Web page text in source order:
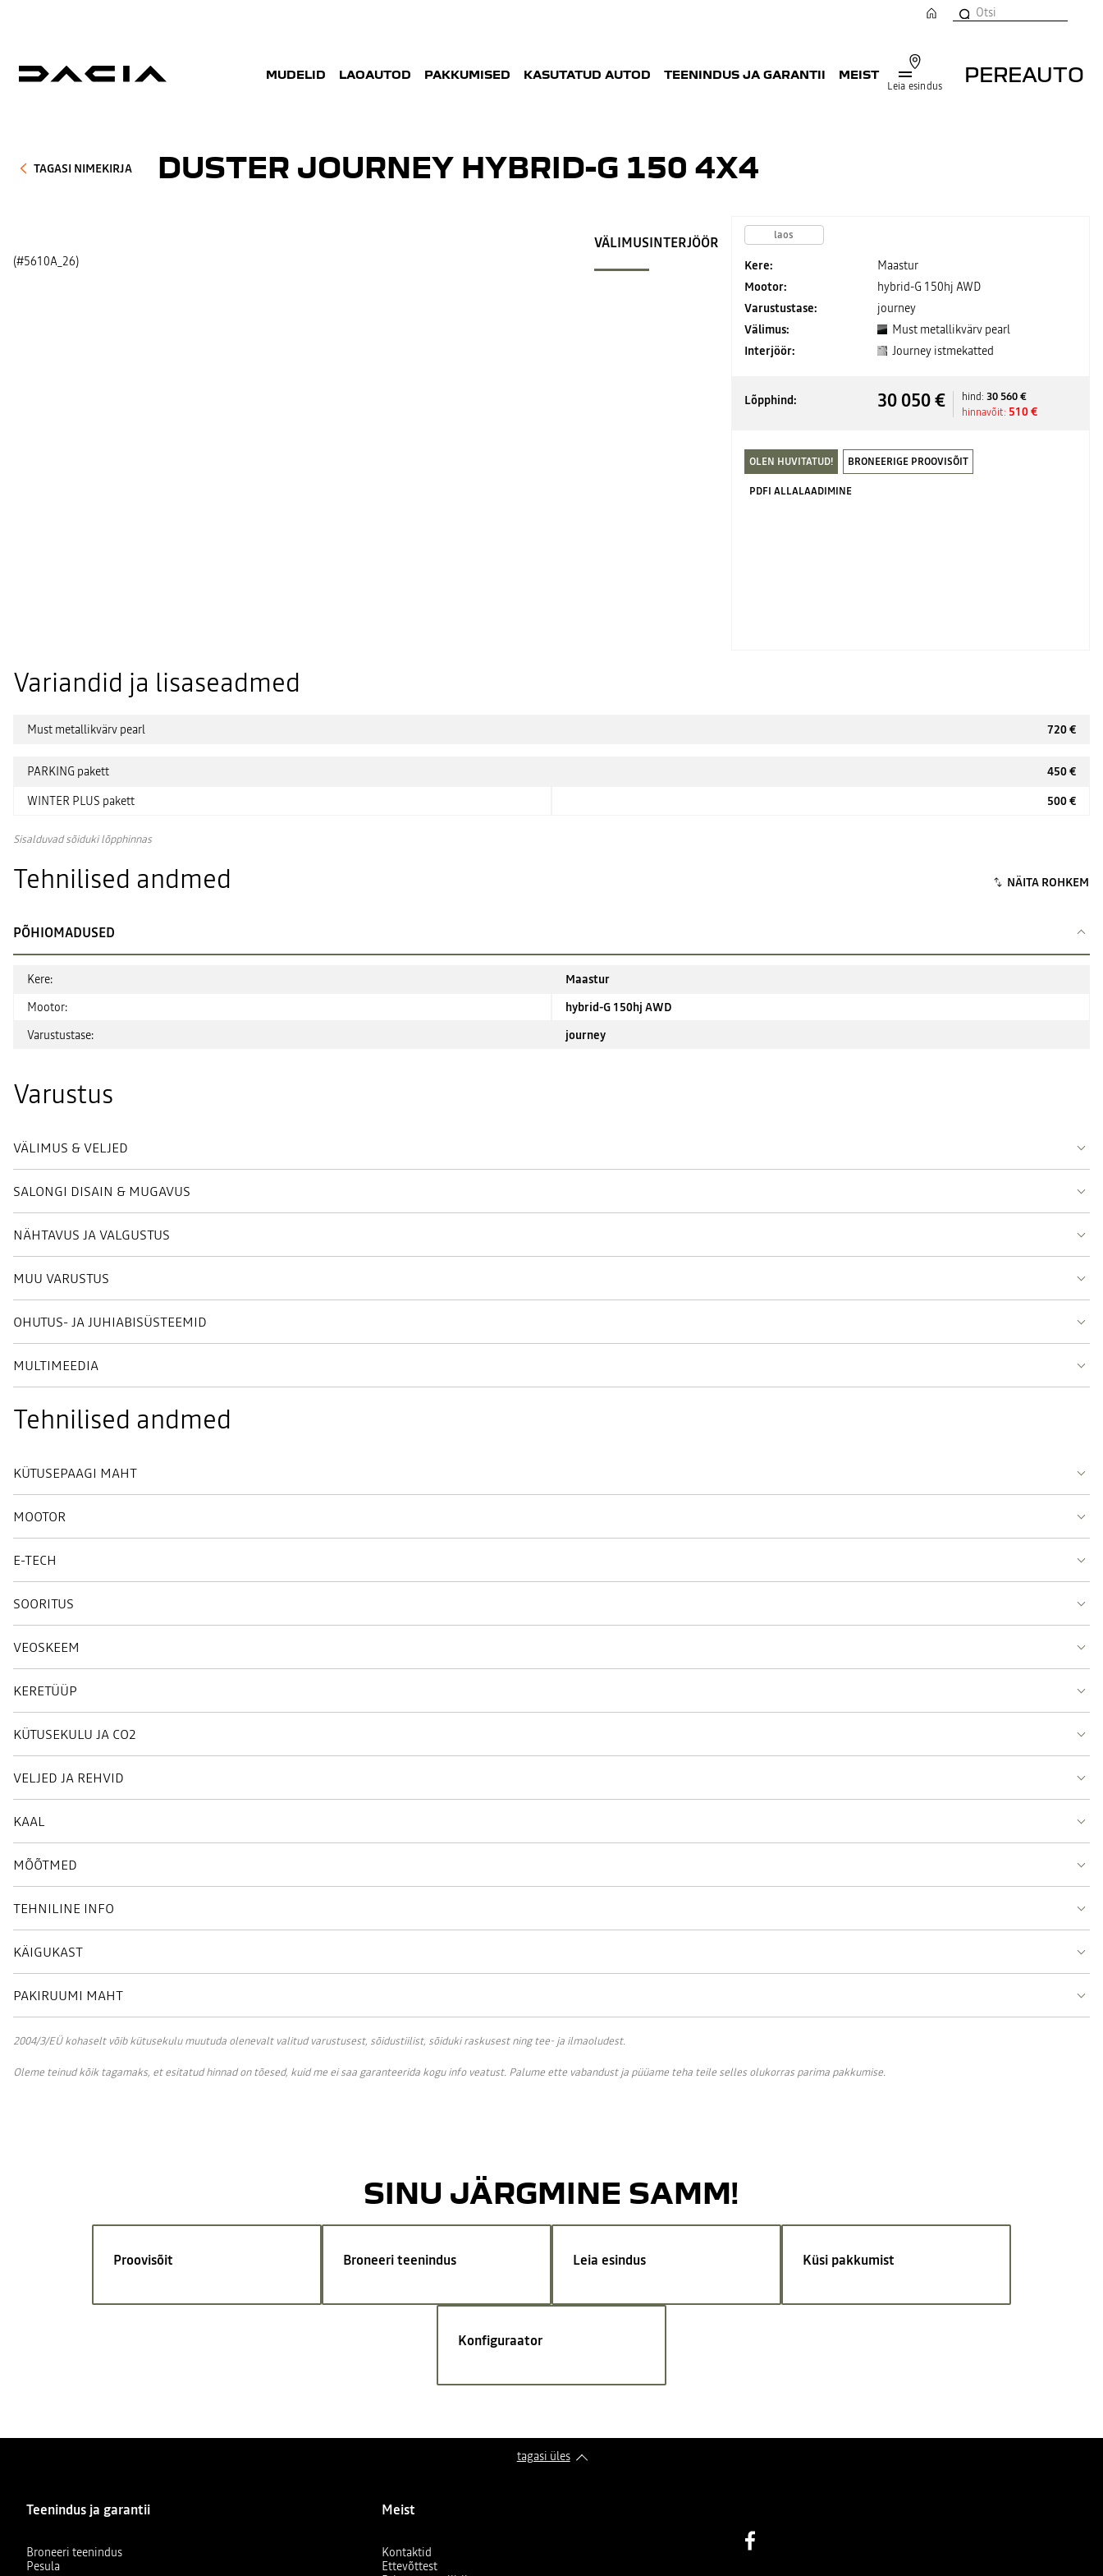
Leia esindus
PEREAUTO
MUDELID LAOAUTOD PAKKUMISED KASUTATUD AUTOD TEENINDUS JA GARANTII MEIST
TAGASI NIMEKIRJA DUSTER JOURNEY HYBRID-G 150 4X4
(#5610A_26)
VÄLIMUSINTERJÖÖR laos
Kere:
Maastur
Mootor:
hybrid-G 150hj AWD
Varustustase:
journey
Välimus:
Must metallikvärv pearl
Interjöör:
Journey istmekatted
Lõpphind: 30 050 € hind: 30 560 €
hinnavõit: 510 €
OLEN HUVITATUD! BRONEERIGE PROOVISÕIT
PDFI ALLALAADIMINE
Variandid ja lisaseadmed
Must metallikvärv pearl 720 €
PARKING pakett
450 €
WINTER PLUS pakett
500 €
Sisalduvad sõiduki lõpphinnas
Tehnilised andmed
PÕHIOMADUSED
Kere:
Maastur
Mootor:
hybrid-G 150hj AWD
Varustustase:
journey
Varustus
VÄLIMUS & VELJED
SALONGI DISAIN & MUGAVUS
NÄHTAVUS JA VALGUSTUS
MUU VARUSTUS
OHUTUS- JA JUHIABISÜSTEEMID
MULTIMEEDIA
Tehnilised andmed
KÜTUSEPAAGI MAHT
MOOTOR
E-TECH
SOORITUS
VEOSKEEM
KERETÜÜP
KÜTUSEKULU JA CO2
VELJED JA REHVID
KAAL
MÕÕTMED
TEHNILINE INFO
KÄIGUKAST
PAKIRUUMI MAHT
2004/3/EÜ kohaselt võib kütusekulu muutuda olenevalt valitud varustusest, sõidustiilist, sõiduki raskusest ning tee- ja ilmaoludest.
Oleme teinud kõik tagamaks, et esitatud hinnad on tõesed, kuid me ei saa garanteerida kogu info veatust. Palume ette vabandust ja püüame teha teile selles olukorras parima pakkumise.
SINU JÄRGMINE SAMM!
Proovisõit Broneeri teenindus Leia esindus Küsi pakkumist
Konfiguraator
tagasi üles
Teenindus ja garantii
Broneeri teenindus
Pesula
Meist
Kontaktid
Ettevõttest